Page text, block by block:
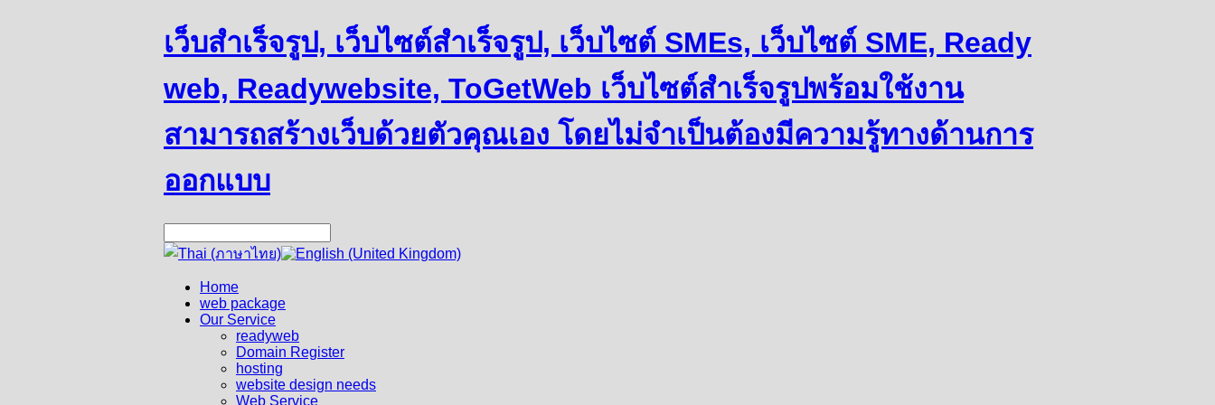
เว็บสำเร็จรูป, เว็บไซต์สำเร็จรูป, เว็บไซต์ SMEs, เว็บไซต์ SME, Ready
web, Readywebsite, ToGetWeb เว็บไซต์สำเร็จรูปพร้อมใช้งาน
สามารถสร้างเว็บด้วยตัวคุณเอง โดยไม่จำเป็นต้องมีความรู้ทางด้านการ
ออกแบบ
Home
web package
Our Service
readyweb
Domain Register
hosting
website design needs
Web Service